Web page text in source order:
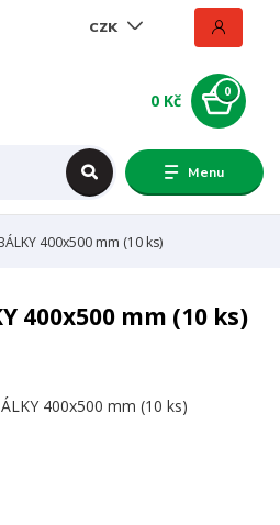
Menu
CZK
0
0 Kč
400x500 mm (10 ks)
400x500 mm (10 ks)